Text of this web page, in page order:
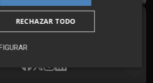
Síguenos en redes
desde cualquier medio
RECHAZAR TODO